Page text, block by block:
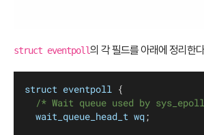
struct eventpoll의 각 필드를 아래에 정리한
struct eventpoll {
/* Wait queue used by
wait_queue_head_t wq;